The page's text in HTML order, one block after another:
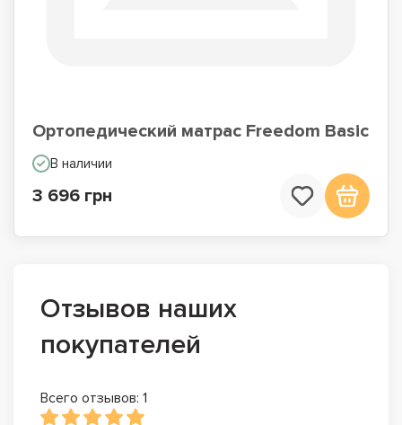
Ортопедический матрас Freedom Basic
В наличии
3 696 грн
Отзывов наших
покупателей
Всего отзывов: 1